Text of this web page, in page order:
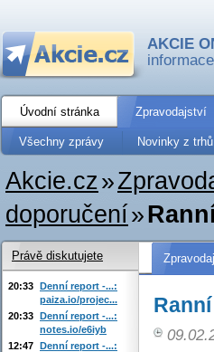
AKCIE
Úvodní stránka Zpravodajství
Všechny zprávy Novinky z trhů
Akcie.cz»
doporučení»
Právě diskutujete
20:33 Denní report -...:
paiza.io/projec...
20:33 Denní report -...:
notes.io/e6iyb
12:47 Denní report -...: